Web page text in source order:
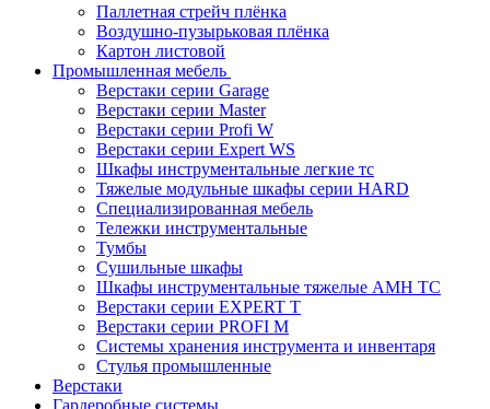
Паллетная стрейч плёнка
Воздушно-пузырьковая плёнка
Картон листовой
Промышленная мебель
Верстаки серии Garage
Верстаки серии Master
Верстаки серии Profi W
Верстаки серии Expert WS
Шкафы инструментальные легкие тс
Тяжелые модульные шкафы серии HARD
Cпециализированная мебель
Тележки инструментальные
Тумбы
Cушильные шкафы
Шкафы инструментальные тяжелые AMH TC
Верстаки серии EXPERT T
Верстаки серии PROFI M
Системы хранения инструмента и инвентаря
Стулья промышленные
Верстаки
Гардеробные системы